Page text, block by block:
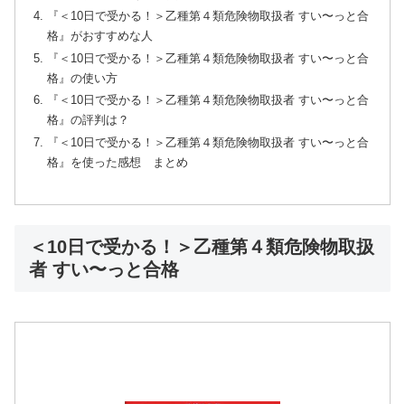
『＜10日で受かる！＞乙種第４類危険物取扱者 すい〜っと合
格』がおすすめな人
『＜10日で受かる！＞乙種第４類危険物取扱者 すい〜っと合
格』の使い方
『＜10日で受かる！＞乙種第４類危険物取扱者 すい〜っと合
格』の評判は？
『＜10日で受かる！＞乙種第４類危険物取扱者 すい〜っと合
格』を使った感想 まとめ
＜10日で受かる！＞乙種第４類危険物取扱
者 すい〜っと合格